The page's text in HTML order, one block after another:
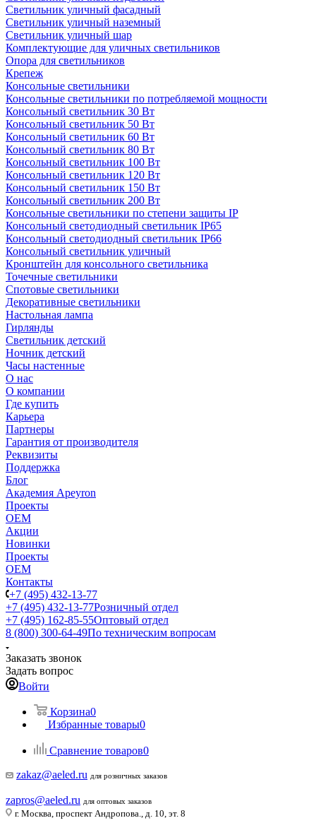
Светильник уличный фасадный
Светильник уличный наземный
Cветильник уличный шар
Комплектующие для уличных светильников
Опора для светильников
Крепеж
Консольные светильники
Консольные светильники по потребляемой мощности
Консольный светильник 30 Вт
Консольный светильник 50 Вт
Консольный светильник 60 Вт
Консольный светильник 80 Вт
Консольный светильник 100 Вт
Консольный светильник 120 Вт
Консольный светильник 150 Вт
Консольный светильник 200 Вт
Консольные светильники по степени защиты IP
Консольный светодиодный светильник IP65
Консольный светодиодный светильник IP66
Консольный светильник уличный
Кронштейн для консольного светильника
Точечные светильники
Спотовые светильники
Декоративные светильники
Настольная лампа
Гирлянды
Светильник детский
Ночник детский
Часы настенные
О нас
О компании
Где купить
Карьера
Партнеры
Гарантия от производителя
Реквизиты
Поддержка
Блог
Академия Apeyron
Проекты
ОЕМ
Акции
Новинки
Проекты
ОЕМ
Контакты
+7 (495) 432-13-77
+7 (495) 432-13-77Розничный отдел
+7 (495) 162-85-55Оптовый отдел
8 (800) 300-64-49По техническим вопросам
Заказать звонок
Задать вопрос
Войти
Корзина0
Избранные товары0
Сравнение товаров0
zakaz@aeled.ru для розничных заказов
zapros@aeled.ru для оптовых заказов
г. Москва, проспект Андропова., д. 10, эт. 8